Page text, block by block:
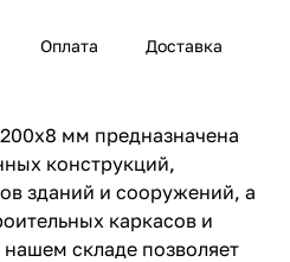
Оплата Доставка
мм предназначена
конструкций,
зданий и сооружений, а
каркасов и
складе позволяет